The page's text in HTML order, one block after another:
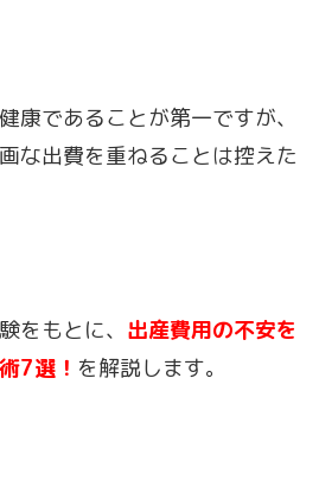
康であることが第一ですが、
な出費を重ねることは控えた
をもとに、 出産費用の不安を
7選！ を解説します。